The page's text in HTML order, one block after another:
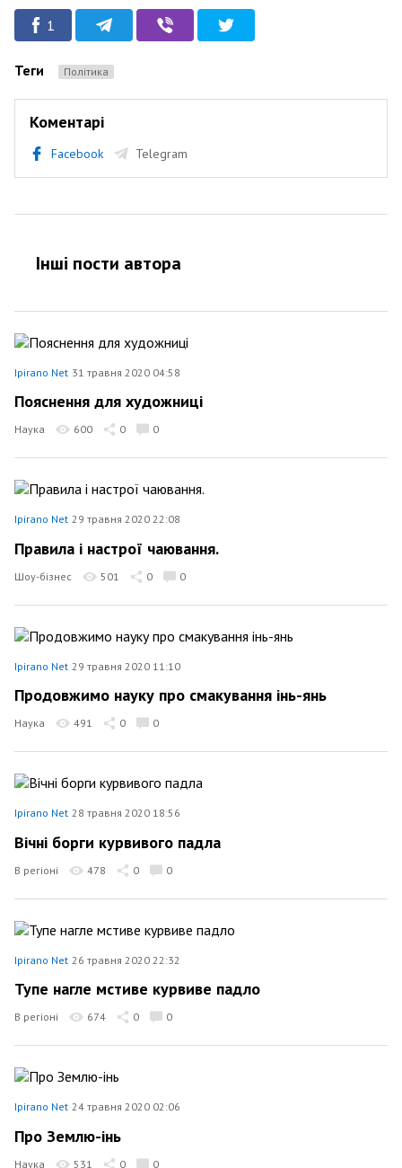
1
Теги Політика
Коментарі
Facebook Telegram
Інші пости автора
Ipirano Net 31 травня 2020 04:58
Пояснення для художниці
Наука 600 0 0
Ipirano Net 29 травня 2020 22:08
Правила і настрої чаювання.
Шоу-бізнес 501 0 0
Ipirano Net 29 травня 2020 11:10
Продовжимо науку про смакування інь-янь
Наука 491 0 0
Ipirano Net 28 травня 2020 18:56
Вічні борги курвивого падла
В регіоні 478 0 0
Ipirano Net 26 травня 2020 22:32
Тупе нагле мстиве курвиве падло
В регіоні 674 0 0
Ipirano Net 24 травня 2020 02:06
Про Землю-інь
Наука 531 0 0